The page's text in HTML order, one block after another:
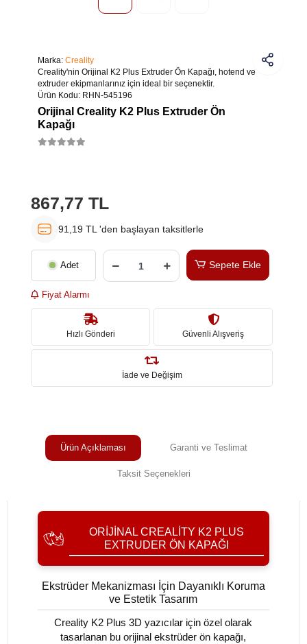
Marka: Creality
Creality'nin Orijinal K2 Plus Extruder Ön Kapağı, hotend ve
extruder ekipmanlarınız için ideal bir seçenektir.
Ürün Kodu: RHN-545196
Orijinal Creality K2 Plus Extruder Ön
Kapağı
867,77 TL
91,19 TL 'den başlayan taksitlerle
Adet Sepete Ekle
Fiyat Alarmı
Hızlı Gönderi Güvenli Alışveriş
İade ve Değişim
Ürün Açıklaması Garanti ve Teslimat
Taksit Seçenekleri
ORIJINAL CREALITY K2 PLUS
EXTRUDER ÖN KAPAĞI
Ekstrüder Mekanizması İçin Dayanıklı Koruma
ve Estetik Tasarım
Creality K2 Plus 3D yazıcılar için özel olarak
tasarlanan bu orijinal ekstrüder ön kapağı,